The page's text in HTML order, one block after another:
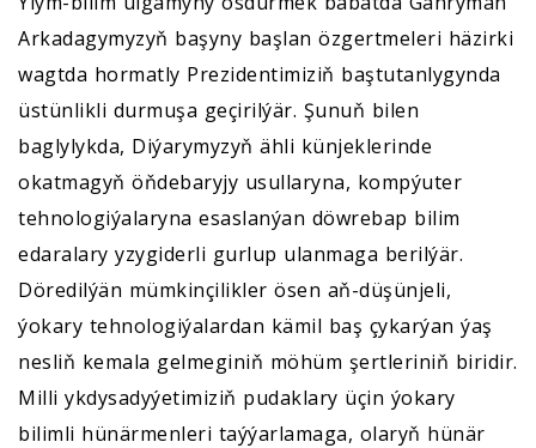
Arkadagymyzyň başyny başlan özgertmeleri häzirki
wagtda hormatly Prezidentimiziň baştutanlygynda
üstünlikli durmuşa geçirilýär. Şunuň bilen
baglylykda, Diýarymyzyň ähli künjeklerinde
okatmagyň öňdebaryjy usullaryna, kompýuter
tehnologiýalaryna esaslanýan döwrebap bilim
edaralary yzygiderli gurlup ulanmaga berilýär.
Döredilýän mümkinçilikler ösen aň-düşünjeli,
ýokary tehnologiýalardan kämil baş çykarýan ýaş
nesliň kemala gelmeginiň möhüm şertleriniň biridir.
Milli ykdysadyýetimiziň pudaklary üçin ýokary
bilimli hünärmenleri taýýarlamaga, olaryň hünär